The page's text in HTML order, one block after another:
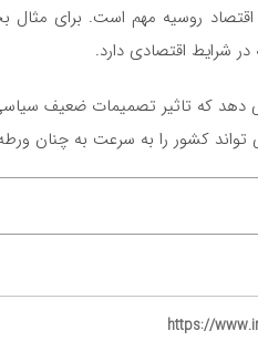
اقتصاد روسیه مهم است. برای مثال
شرایط اقتصادی دارد.
دهد که تاثیر تصمیمات ضعیف
کشور را به سرعت به چنان
https://